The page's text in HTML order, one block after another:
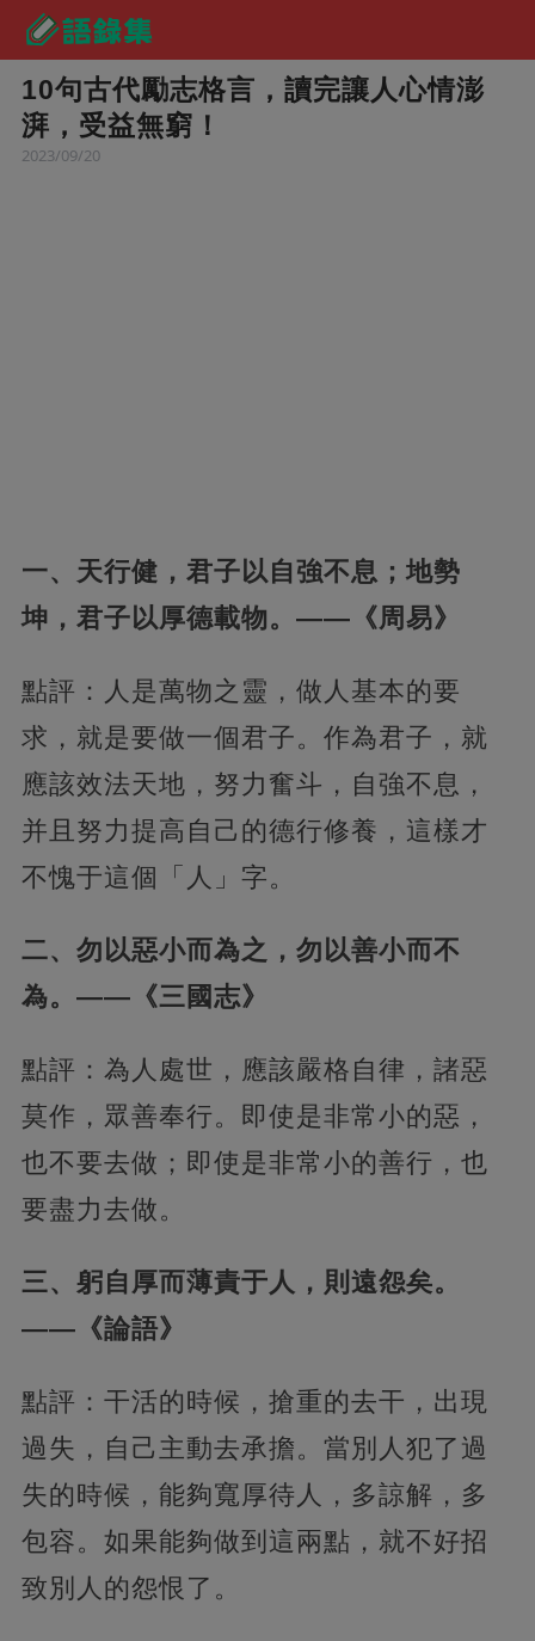
10句古代勵志格言，讀完讓人心情澎
湃，受益無窮！
2023/09/20
一、天行健，君子以自強不息；地勢
坤，君子以厚德載物。——《周易》
點評：人是萬物之靈，做人基本的要
求，就是要做一個君子。作為君子，就
應該效法天地， 努力奮斗，自強不息，
并且努力提高自己的德行修養，這樣才
不愧于這個「人」字。
二、勿以惡小而為之，勿以善小而不
為。——《三國志》
點評：為人處世，應該嚴格自律，諸惡
莫作， 眾善奉行。即使是非常小的惡，
也不要去做；即使是非常小的善行，也
要盡力去做。
三、躬自厚而薄責于人，則遠怨矣。
——《論語》
點評：干活的時候，搶重的去干，出現
過失，自己主動去承擔。當別人犯了過
失的時候，能夠寬厚待人，多諒解，多
包容。如果能夠做到這兩點，就不好招
致別人的怨恨了。